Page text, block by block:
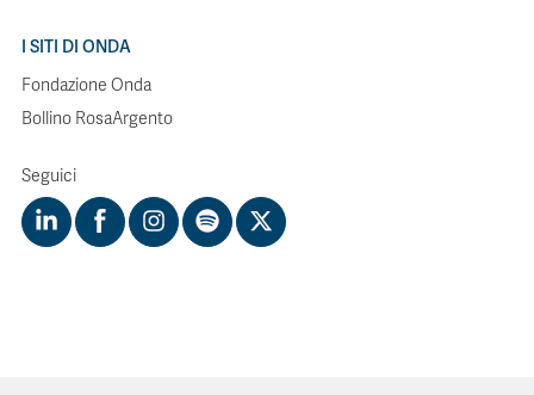
I SITI DI ONDA
Fondazione Onda
Bollino RosaArgento
Seguici